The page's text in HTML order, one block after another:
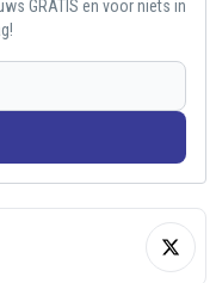
GRATIS en voor niets in